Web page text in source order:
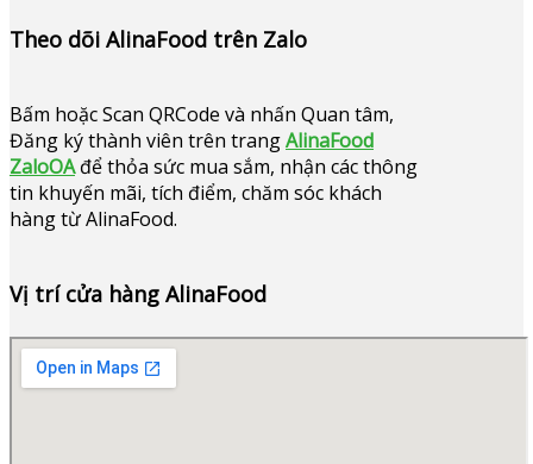
Theo dõi AlinaFood trên Zalo
Bấm hoặcScan QRCode và nhấn Quan tâm,
Đăng ký thành viên trên trangAlinaFood
ZaloOAđể thỏa sức mua sắm, nhận các thông
tin khuyến mãi, tích điểm, chăm sóc khách
hàng từ AlinaFood.
Vị trí cửa hàng AlinaFood